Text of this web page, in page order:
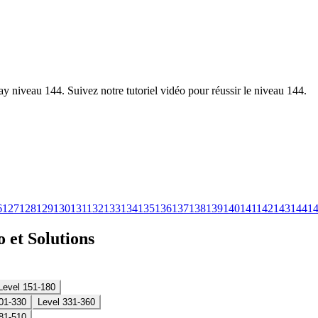
niveau 144. Suivez notre tutoriel vidéo pour réussir le niveau 144.
127128129130131132133134135136137138139140141142143144
et Solutions
151-180
330
Level 331-360